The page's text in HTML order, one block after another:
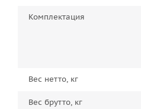
Комплектация
Вес нетто, кг
Вес брутто, кг